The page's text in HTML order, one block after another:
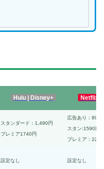
Hulu | Disney+ Netflix
スタンダード：1,490円
プレミア1740円
広告あり：890
スタン:1590円
プレミア：
設定なし 設定なし